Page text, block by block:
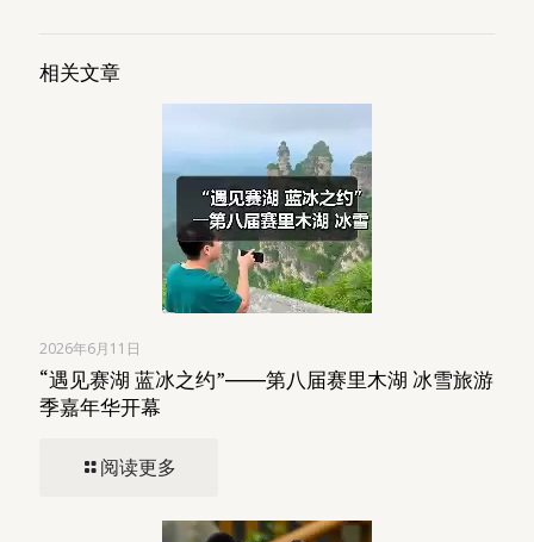
相关文章
2026年6月11日
“遇见赛湖 蓝冰之约”――第八届赛里木湖 冰雪旅游
季嘉年华开幕
阅读更多